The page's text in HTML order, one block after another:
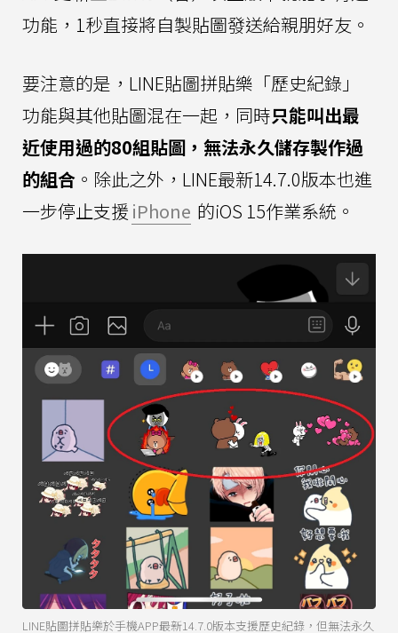
功能，1秒直接將自製貼圖發送給親朋好友。
要注意的是，LINE貼圖拼貼樂「歷史紀錄」
功能與其他貼圖混在一起，同時只能叫出最
近使用過的80組貼圖，無法永久儲存製作過
的組合 。除此之外，LINE最新14.7.0版本也進
一步停止支援 iPhone 的iOS 15作業系統。
LINE貼圖拼貼樂於手機APP最新14.7.0版本支援歷史紀錄，但無法永久